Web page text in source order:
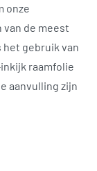
onze
de meest
gebruik van
raamfolie
aanvulling zijn